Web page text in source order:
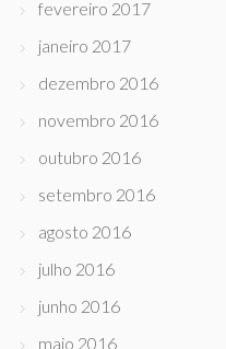
fevereiro 2017
janeiro 2017
dezembro 2016
novembro 2016
outubro 2016
setembro 2016
agosto 2016
julho 2016
junho 2016
maio 2016